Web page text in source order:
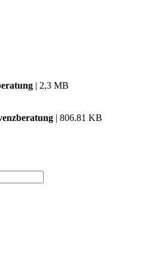
| 2,3 MB
| 806.81 KB